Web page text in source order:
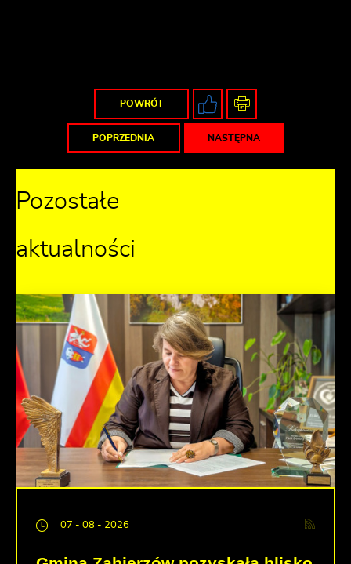
POWRÓT
POPRZEDNIA NASTĘPNA
Pozostałe
aktualności
07 - 08 - 2026